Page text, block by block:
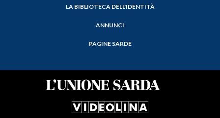
LA BIBLIOTECA DELL'IDENTITÀ
ANNUNCI
PAGINE SARDE